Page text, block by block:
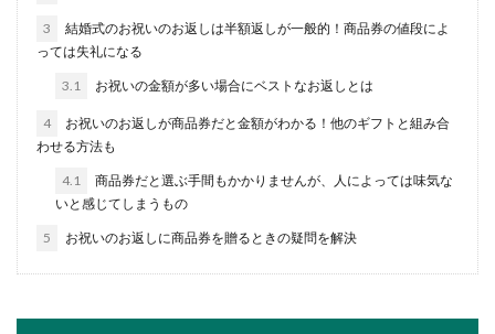
とは？コツやポイントを紹介
バスケのシュート飛距離がなかなか伸びない…。
せん。...
3
結婚式のお祝いのお返しは半額返しが一般的！商品券の値段によ
っては失礼になる
3.1 お祝いの金額が多い場合にベストなお返しとは
4
お祝いのお返しが商品券だと金額がわかる！他のギフトと組み合
わせる方法も
4.1
商品券だと選ぶ手間もかかりませんが、人によっては味気な
いと感じてしまうもの
5 お祝いのお返しに商品券を贈るときの疑問を解決